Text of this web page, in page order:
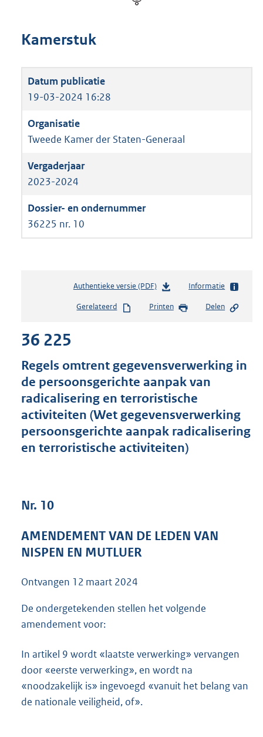
Kamerstuk
19-03-2024 16:28
Tweede Kamer der Staten-Generaal
2023-2024
36225 nr. 10
Authentieke versie (PDF)b
s
s
g
r
o
t
t
Informatie
Gerelateerd Printen Delen
36 225
Regels omtrent gegevensverwerking in
de persoonsgerichte aanpak van
radicalisering en terroristische
activiteiten (Wet gegevensverwerking
persoonsgerichte aanpak radicalisering
en terroristische activiteiten)
Nr. 10
AMENDEMENT VAN DE LEDEN VAN
NISPEN EN MUTLUER
Ontvangen 12 maart 2024
De ondergetekenden stellen het volgende
amendement voor:
In artikel 9 wordt «laatste verwerking» vervangen
door «eerste verwerking», en wordt na
«noodzakelijk is» ingevoegd «vanuit het belang van
de nationale veiligheid, of».